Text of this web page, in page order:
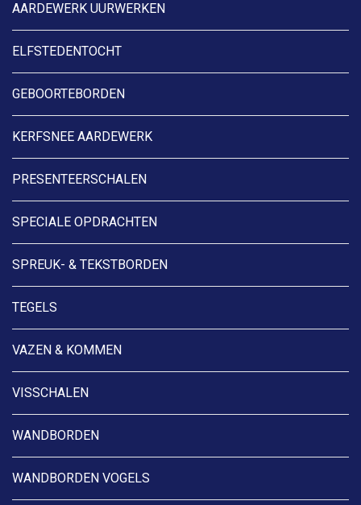
AARDEWERK UURWERKEN
ELFSTEDENTOCHT
GEBOORTEBORDEN
KERFSNEE AARDEWERK
PRESENTEERSCHALEN
SPECIALE OPDRACHTEN
SPREUK- & TEKSTBORDEN
TEGELS
VAZEN & KOMMEN
VISSCHALEN
WANDBORDEN
WANDBORDEN VOGELS